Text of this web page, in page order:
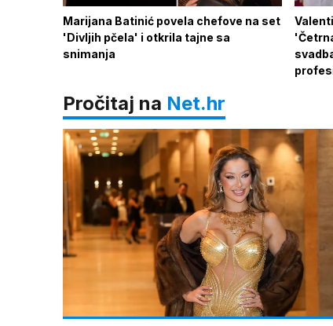
Marijana Batinić povela chefove na set
'Divljih pčela' i otkrila tajne sa
snimanja
Pročitaj na Net.hr